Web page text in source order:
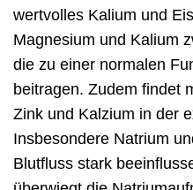
wertvolles Kalium und
Magnesium und Kalium
die zu einer normalen
beitragen. Zudem findet
Zink und Kalzium in der
Insbesondere Natrium
Blutfluss stark